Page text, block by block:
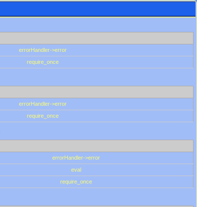
errorHandler->error
require_once
errorHandler->error
require_once
errorHandler->error
eval
require_once